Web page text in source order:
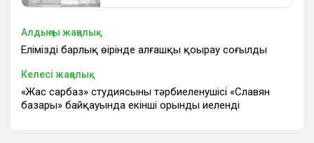
Алдыңғы жаңалық
Еліміздің барлық өңірінде алғашқы қоңырау соғылды
Келесі жаңалық
«Жас сарбаз» студиясының тәрбиеленушісі «Славян
базары» байқауында екінші орынды иеленді